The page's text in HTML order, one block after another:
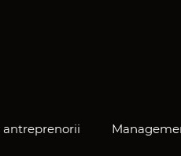
antreprenorii